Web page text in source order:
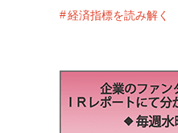
経済指標を読み解く